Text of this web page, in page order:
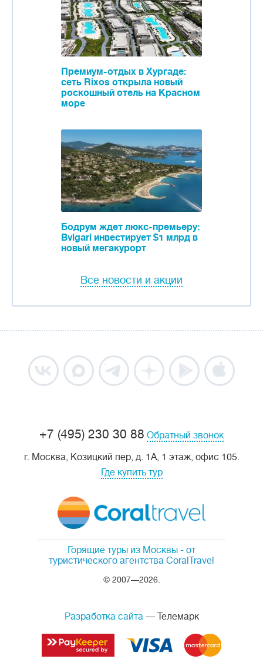
Премиум-отдых в Хургаде:
сеть Rixos открыла новый
роскошный отель на Красном
море
Бодрум ждет люкс-премьеру:
Bvlgari инвестирует $1 млрд в
новый мегакурорт
Все новости и акции
Горящие туры из Москвы - от
туристического агентства CoralTravel
© 2007—2026.
+7 (495) 230 30 88 Обратный звонок
г. Москва, Козицкий пер, д. 1А, 1 этаж, офис 105.
Где купить тур
Разработка сайта— Телемарк